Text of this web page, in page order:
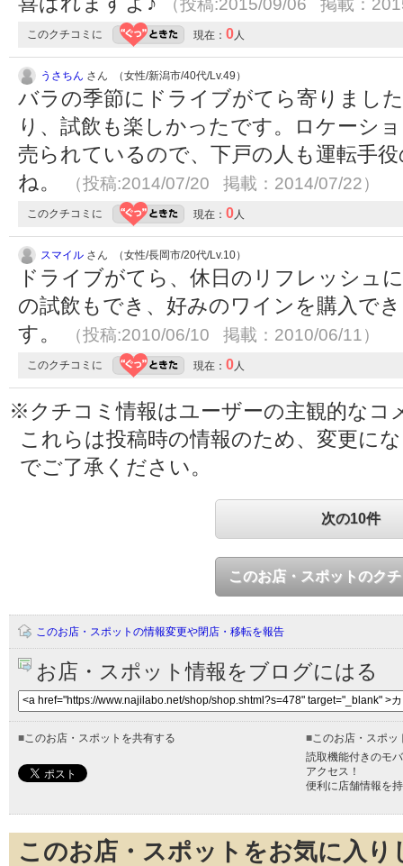
このクチコミに 現在： 0 人
うさちん さん （女性/新潟市/40代/Lv.49）
バラの季節にドライブがてら寄りまし
り、試飲も楽しかったです。ロケーシ
売られているので、下戸の人も運転手
ね。
（投稿:2014/07/20 掲載：2014/07/22）
このクチコミに 現在： 0 人
スマイル さん （女性/長岡市/20代/Lv.10）
ドライブがてら、休日のリフレッシュ
の試飲もでき、好みのワインを購入で
す。
（投稿:2010/06/10 掲載：2010/06/11）
このクチコミに 現在： 0 人
※クチコミ情報はユーザーの主観的なコ
これらは投稿時の情報のため、変更に
でご了承ください。
次の10件
このお店・スポットのク
このお店・スポットの情報変更や閉店・移転を報告
お店・スポット情報をブログにはる
■ このお店・スポットを共有する ■ このお店・スポ
読取機能付きのモ
アクセス！
便利に店舗情報を
このお店・スポットをお気に入